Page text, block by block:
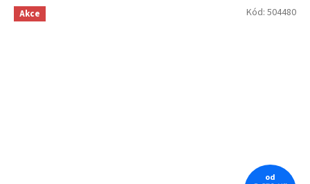
Akce
od
Kód: 504480